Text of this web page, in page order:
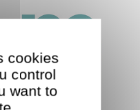
cookies
control
want to